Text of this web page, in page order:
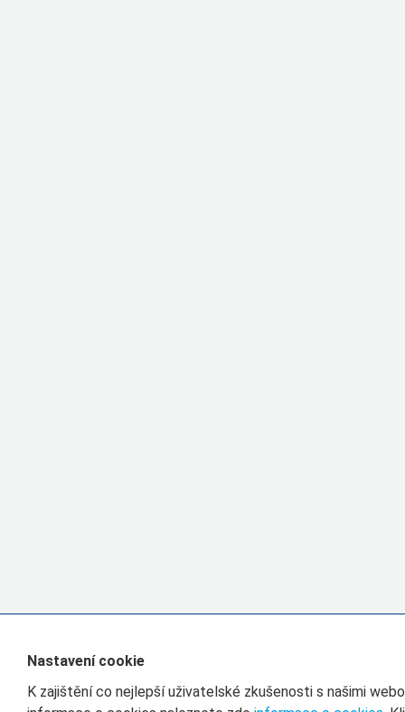
Nastavení cookie
K zajištění co nejlepší uživatelské zkušenosti s našimi